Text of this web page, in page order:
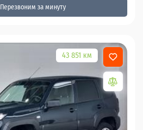
Перезвоним за минуту
43 851 км